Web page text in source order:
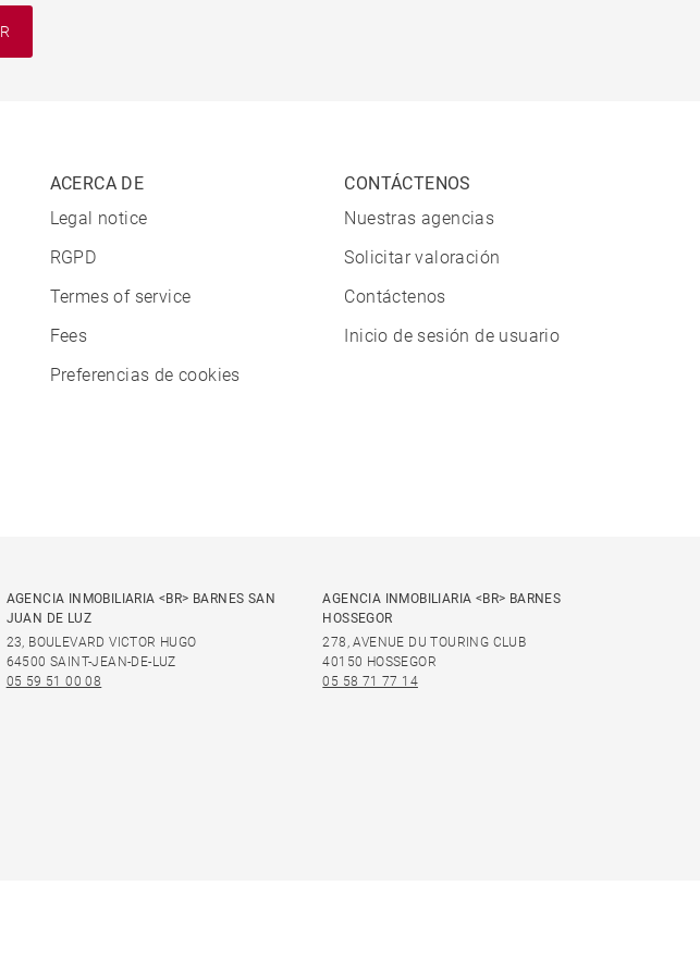
ACERCA DE
Legal notice
RGPD
Termes of service
Fees
Preferencias de cookies
CONTÁCTENOS
Nuestras agencias
Solicitar valoración
Contáctenos
Inicio de sesión de usuario
AGENCIA INMOBILIARIA <BR> BARNES SAN
JUAN DE LUZ
23, BOULEVARD VICTOR HUGO
64500 SAINT-JEAN-DE-LUZ
05 59 51 00 08
AGENCIA INMOBILIARIA <BR> BARNES
HOSSEGOR
278, AVENUE DU TOURING CLUB
40150 HOSSEGOR
05 58 71 77 14